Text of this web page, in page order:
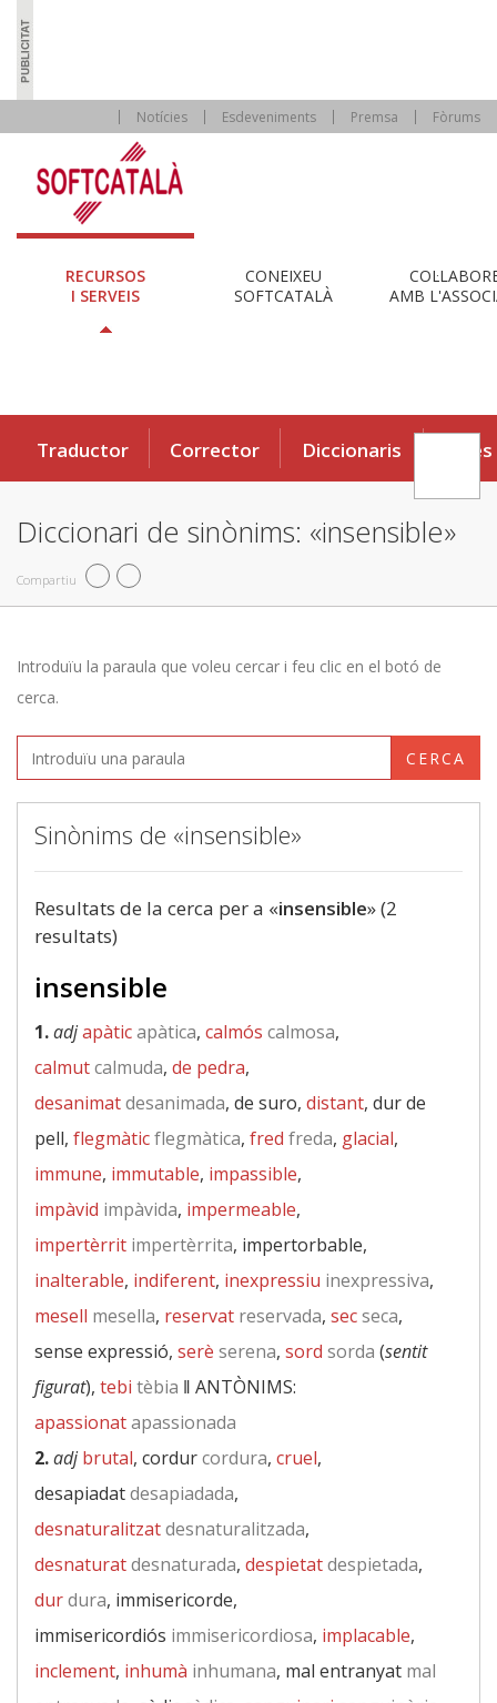
Notícies Esdeveniments Premsa Fòrums
RECURSOS
I SERVEIS
CONEIXEU
SOFTCATALÀ
AMB
Traductor Corrector Diccionaris Eines
Diccionari de sinònims: «insensible»
Compartiu
Introduïu la paraula que voleu cercar i feu clic en el botó de
cerca.
CERCA
Sinònims de «insensible»
Resultats de la cerca per a «insensible» (2
resultats)
insensible
1.adjapàticapàtica, calmós calmosa,
calmutcalmuda, de pedra,
desanimatdesanimada, de suro, distant, dur de
pell, flegmàticflegmàtica, fred freda, glacial,
immune, immutable, impassible,
impàvid impàvida, impermeable,
impertèrrit impertèrrita, impertorbable,
inalterable, indiferent, inexpressiu inexpressiva,
mesell mesella, reservat reservada, secseca,
sense expressió, serè serena, sord sorda (sentit
figurat), tebi tèbia ‖ ANTÒNIMS:
apassionatapassionada
2.adj brutal, cordurcordura, cruel,
desapiadatdesapiadada,
desnaturalitzatdesnaturalitzada,
desnaturatdesnaturada, despietatdespietada,
durdura, immisericorde,
immisericordiós immisericordiosa, implacable,
inclement, inhumà inhumana, mal entranyat mal